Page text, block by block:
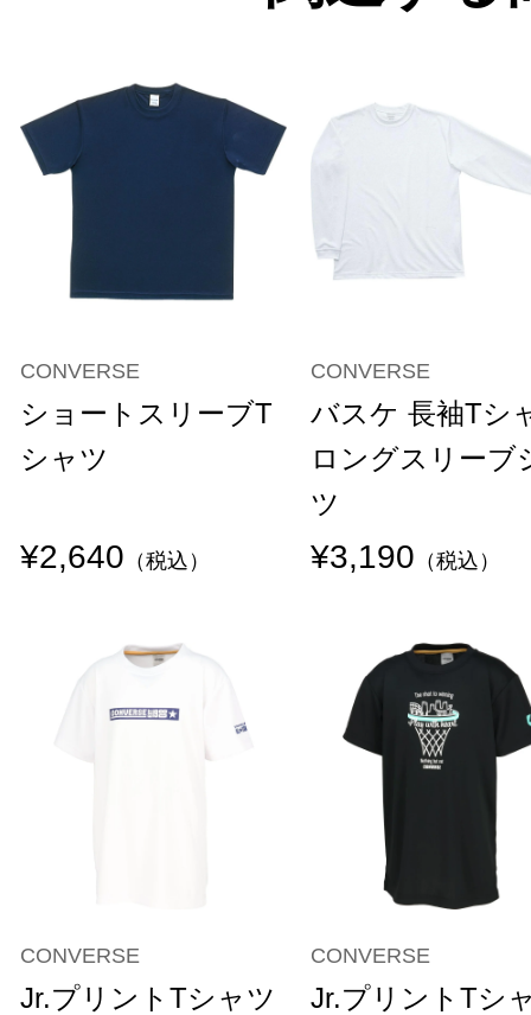
CONVERSE
ショートスリーブT
シャツ
¥2,640 （税込）
CONVERSE
バスケ 長袖Tシ
ロングスリーブ
ツ
¥3,190 （税込）
CONVERSE
Jr.プリントTシャツ
CONVERSE
Jr.プリントTシ